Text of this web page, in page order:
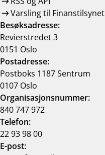
Varsling til Finanstilsynet
Besøksadresse:
Revierstredet 3
0151 Oslo
Postadresse:
Postboks 1187 Sentrum
0107 Oslo
Organisasjonsnummer:
840 747 972
Telefon:
22 93 98 00
E-post: